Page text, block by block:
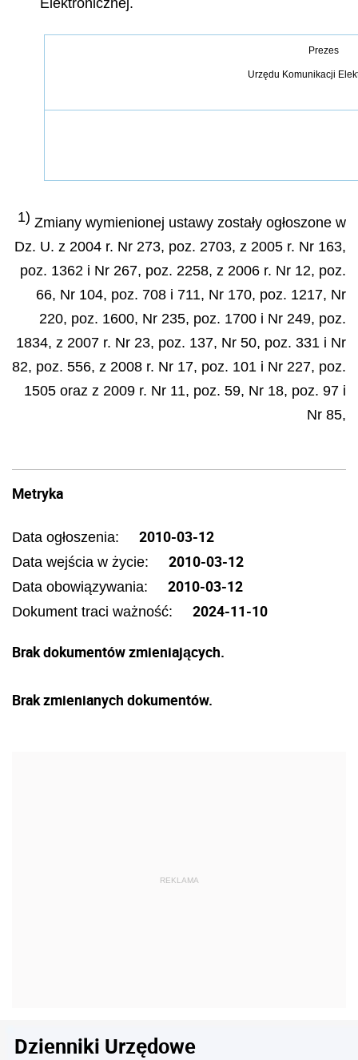
Prezes
Urzędu Komunikacji
1) Zmiany wymienionej ustawy zostały ogłoszone w
Dz. U. z 2004 r. Nr 273, poz. 2703, z 2005 r. Nr 163,
poz. 1362 i Nr 267, poz. 2258, z 2006 r. Nr 12, poz.
66, Nr 104, poz. 708 i 711, Nr 170, poz. 1217, Nr
220, poz. 1600, Nr 235, poz. 1700 i Nr 249, poz.
1834, z 2007 r. Nr 23, poz. 137, Nr 50, poz. 331 i Nr
82, poz. 556, z 2008 r. Nr 17, poz. 101 i Nr 227, poz.
1505 oraz z 2009 r. Nr 11, poz. 59, Nr 18, poz. 97 i
Nr 85,
Metryka
Data ogłoszenia: 2010-03-12
Data wejścia w życie: 2010-03-12
Data obowiązywania: 2010-03-12
Dokument traci ważność: 2024-11-10
Brak dokumentów zmieniających.
Brak zmienianych dokumentów.
Dzienniki Urzędowe